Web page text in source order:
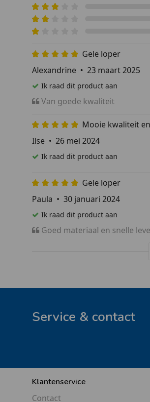
Gele loper
Alexandrine • 23 maart 2025
Ik raad dit product aan
Van goede kwaliteit
Mooie kwaliteit
Ilse • 26 mei 2024
Ik raad dit product aan
Gele loper
Paula • 30 januari 2024
Ik raad dit product aan
Goed materiaal en snelle
Service & contact
Klantenservice
Contact